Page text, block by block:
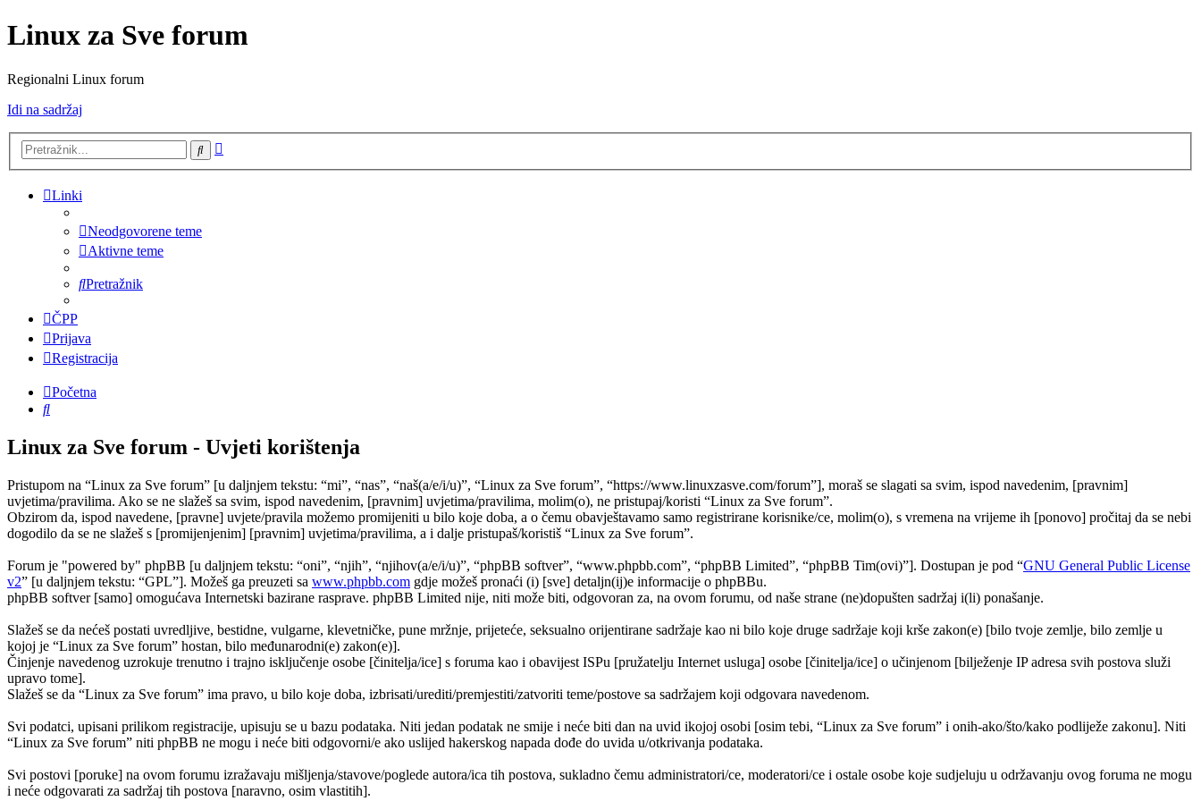
Linux za Sve forum
Regionalni Linux forum
Idi na sadržaj
Pretražnik
Linki
Neodgovorene teme
Aktivne teme
Pretražnik
ČPP
Prijava
Registracija
Početna
Pretražnik
Linux za Sve forum - Uvjeti korištenja
Pristupom na “Linux za Sve forum” [u daljnjem tekstu: “mi”, “nas”, “naš(a/e/i/u)”, “Linux za Sve forum”, “https://www.linuxzasve.com/forum”], moraš se slagati sa svim, ispod navedenim, [pravnim]
uvjetima/pravilima. Ako se ne slažeš sa svim, ispod navedenim, [pravnim] uvjetima/pravilima, molim(o), ne pristupaj/koristi “Linux za Sve forum”.
Obzirom da, ispod navedene, [pravne] uvjete/pravila možemo promijeniti u bilo koje doba, a o čemu obavještavamo samo registrirane korisnike/ce, molim(o), s vremena na vrijeme ih [ponovo] pročitaj da se nebi
dogodilo da se ne slažeš s [promijenjenim] [pravnim] uvjetima/pravilima, a i dalje pristupaš/koristiš “Linux za Sve forum”.
Forum je "powered by" phpBB [u daljnjem tekstu: “oni”, “njih”, “njihov(a/e/i/u)”, “phpBB softver”, “www.phpbb.com”, “phpBB Limited”, “phpBB Tim(ovi)”]. Dostupan je pod “GNU General Public License
v2” [u daljnjem tekstu: “GPL”]. Možeš ga preuzeti sa www.phpbb.com gdje možeš pronaći (i) [sve] detaljn(ij)e informacije o phpBBu.
phpBB softver [samo] omogućava Internetski bazirane rasprave. phpBB Limited nije, niti može biti, odgovoran za, na ovom forumu, od naše strane (ne)dopušten sadržaj i(li) ponašanje.
Slažeš se da nećeš postati uvredljive, bestidne, vulgarne, klevetničke, pune mržnje, prijeteće, seksualno orijentirane sadržaje kao ni bilo koje druge sadržaje koji krše zakon(e) [bilo tvoje zemlje, bilo zemlje u
kojoj je “Linux za Sve forum” hostan, bilo međunarodni(e) zakon(e)].
Činjenje navedenog uzrokuje trenutno i trajno isključenje osobe [činitelja/ice] s foruma kao i obavijest ISPu [pružatelju Internet usluga] osobe [činitelja/ice] o učinjenom [bilježenje IP adresa svih postova služi
upravo tome].
Slažeš se da “Linux za Sve forum” ima pravo, u bilo koje doba, izbrisati/urediti/premjestiti/zatvoriti teme/postove sa sadržajem koji odgovara navedenom.
Svi podatci, upisani prilikom registracije, upisuju se u bazu podataka. Niti jedan podatak ne smije i neće biti dan na uvid ikojoj osobi [osim tebi, “Linux za Sve forum” i onih-ako/što/kako podliježe zakonu]. Niti
“Linux za Sve forum” niti phpBB ne mogu i neće biti odgovorni/e ako uslijed hakerskog napada dođe do uvida u/otkrivanja podataka.
Svi postovi [poruke] na ovom forumu izražavaju mišljenja/stavove/poglede autora/ica tih postova, sukladno čemu administratori/ce, moderatori/ce i ostale osobe koje sudjeluju u održavanju ovog foruma ne mogu
i neće odgovarati za sadržaj tih postova [naravno, osim vlastitih].